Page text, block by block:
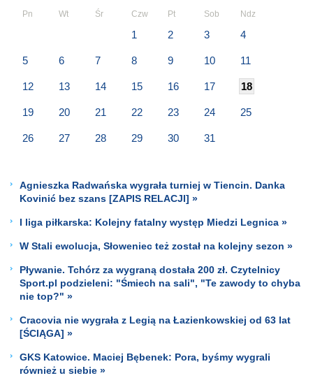
Pn Wt Śr Czw Pt Sob Ndz
1 2 3 4
5 6 7 8 9 10 11
12 13 14 15 16 17 18
19 20 21 22 23 24 25
26 27 28 29 30 31
Agnieszka Radwańska wygrała turniej w Tiencin. Danka
Kovinić bez szans [ZAPIS RELACJI] »
I liga piłkarska: Kolejny fatalny występ Miedzi Legnica »
W Stali ewolucja, Słoweniec też został na kolejny sezon »
Pływanie. Tchórz za wygraną dostała 200 zł. Czytelnicy
Sport.pl podzieleni: "Śmiech na sali", "Te zawody to chyba
nie top?" »
Cracovia nie wygrała z Legią na Łazienkowskiej od 63 lat
[ŚCIĄGA] »
GKS Katowice. Maciej Bębenek: Pora, byśmy wygrali
również u siebie »